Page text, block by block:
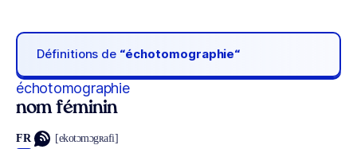
Définitions de “échotomographie“
échotomographie
nom féminin
FR [ekotɔmɔgʀafi]